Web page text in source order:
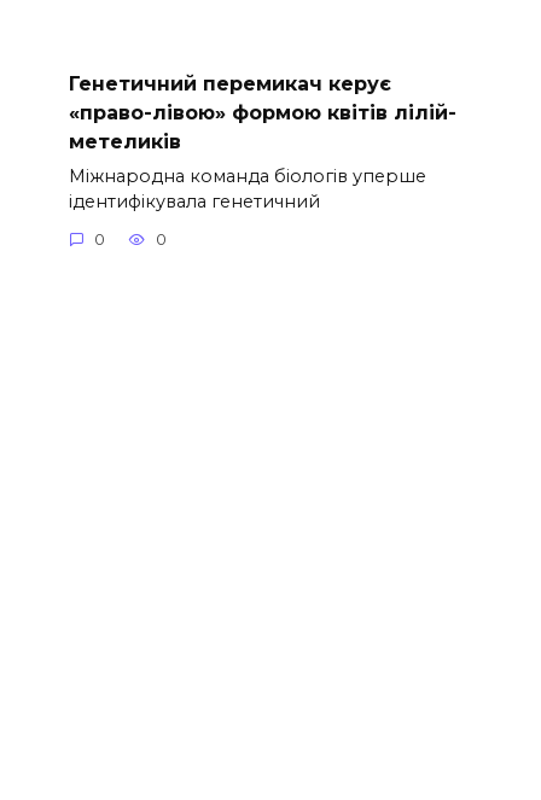
Генетичний перемикач керує
«право-лівою» формою квітів лілій-
метеликів
Міжнародна команда біологів уперше
ідентифікувала генетичний
0 0